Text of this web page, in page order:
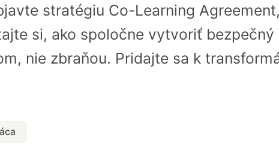
stratégiu Co-Learning
si, ako spoločne vytvoriť
nie zbraňou. Pridajte sa k